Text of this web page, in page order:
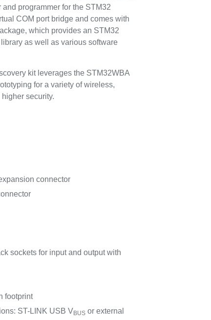
programmer for the STM32
COM port bridge and comes with
which provides an STM32
as well as various software
kit leverages the STM32WBA
for a variety of wireless,
security.
connector
sockets for input and output with
footprint
ST-LINK USB VBUS or external